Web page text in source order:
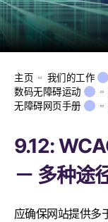
主页 我们的工作
数码无障碍运动
无障碍网页手册
9.12:
－ 多种途
应确保网站提供多